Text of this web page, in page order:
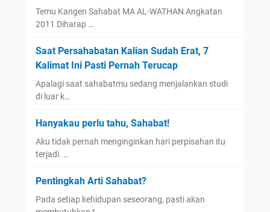
Temu Kangen Sahabat MA AL-WATHAN Angkatan
2011 Diharap …
Saat Persahabatan Kalian Sudah Erat, 7
Kalimat Ini Pasti Pernah Terucap
Apalagi saat sahabatmu sedang menjalankan studi
di luar k…
Hanyakau perlu tahu, Sahabat!
Aku tidak pernah menginginkan hari perpisahan itu
terjadi. …
Pentingkah Arti Sahabat?
Pada setiap kehidupan seseorang, pasti akan